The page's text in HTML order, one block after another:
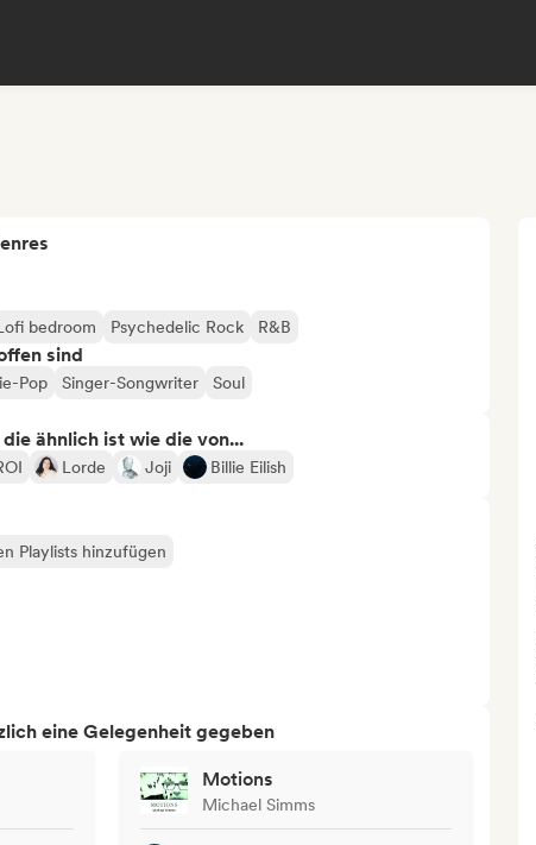
bedroom Psychedelic Rock R&B
sind
Pop Singer-Songwriter Soul
ähnlich ist wie die von...
Lorde Joji Billie Eilish
Playlists hinzufügen
eine Gelegenheit gegeben
Motions
Michael Simms